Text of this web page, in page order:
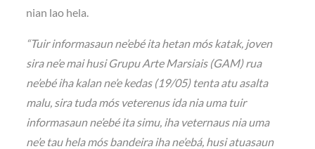
nian lao hela.
“Tuir informasaun ne’ebé ita hetan mós katak, joven
sira ne’e mai husi Grupu Arte Marsiais (GAM) rua
ne’ebé iha kalan ne’e kedas (19/05) tenta atu asalta
malu, sira tuda mós veterenus ida nia uma tuir
informasaun ne’ebé ita simu, iha veternaus nia uma
ne’e tau hela mós bandeira iha ne’ebá, husi atuasaun